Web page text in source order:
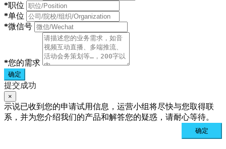
*职位
*单位
*微信号
*您的需求
确定
提交成功
×
示说已收到您的申请试用信息，运营小组将尽快与您取得联
系，并为您介绍我们的产品和解答您的疑惑，请耐心等待。
确定